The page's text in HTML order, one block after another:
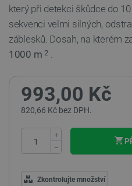
který při detekci škůdce do
sekvenci velmi silných,
záblesků. Dosah, na kterém
1000 m2.
993,00 Kč
820,66 Kč bez DPH.
+
−
Zkontrolujte množství